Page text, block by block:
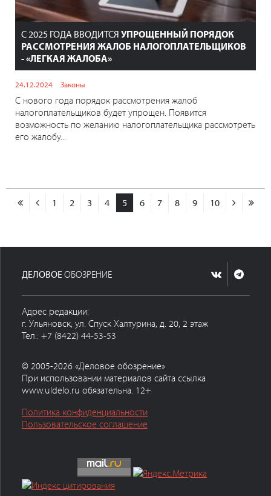
С 2025 ГОДА ВВОДИТСЯ УПРОЩЕННЫЙ ПОРЯДОК
РАССМОТРЕНИЯ ЖАЛОБ НАЛОГОПЛАТЕЛЬЩИКОВ
- «ЛЕГКАЯ ЖАЛОБА»
24.12.2024 Законы
С нового года порядок рассмотрения жалоб
налогоплательщиков будет упрощен. Появится
возможность по желанию налогоплательщика рассмотреть
его жалобу...
1 2 3 4 5 6 7 8 9 10
ДЕЛОВОЕ ОБОЗРЕНИЕ
Адрес редакции:
г. Ульяновск, ул. Спуск Халтурина, д. 20, 2 этаж
Тел.: +7 (8422) 44-53-53
© 2005-2026 «Деловое обозрение»
При использовании материалов сайта ссылка
www.uldelo.ru обязательна. 12+
Политика конфиденциальности
Пользовательское соглашение